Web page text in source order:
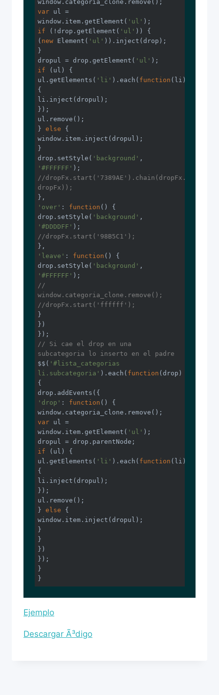
window
var
ul =
window.item.getElement( 'ul'
if (!drop.getElement( 'ul' )) {
( new Element( 'ul' )).inject(drop);
}
dropul = drop.getElement( 'ul'
if (ul) {
ul.getElements( 'li' ).each( function ( li
{
li.inject(dropul);
});
ul.remove();
} else
window.item.inject(dropul);
}
drop.setStyle( 'background'
'#FFFFFF'
//
dropFx));
'over' : function ( ) {
drop.setStyle( 'background'
'#DDDDFF'
//dropFx.start('98B5C1');
'leave' : function ( ) {
drop.setStyle( 'background'
'#FFFFFF'
//
window.categoria_clone.remove();
//dropFx.start('ffffff');
}
})
// Si cae el drop en una
subcategoria lo inserto en el padre
$$( '#lista_categorias
li.subcategoria' ).each( function ( drop )
{
'drop' : function ( )
window
var
ul =
window.item.getElement( 'ul' );
if (ul) {
ul.getElements( 'li' ).each( function ( li
{
li.inject(dropul);
});
ul.remove();
} else
window.item.inject(dropul);
}
}
})
});
}
}
Ejemplo
Descargar Ã³digo